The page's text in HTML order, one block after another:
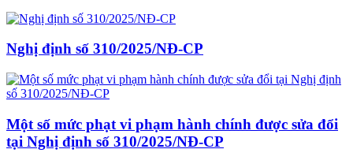
Nghị định số 310/2025/NĐ-CP
Một số mức phạt vi phạm hành chính được sửa đổi
tại Nghị định số 310/2025/NĐ-CP